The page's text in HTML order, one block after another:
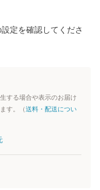
定を確認してくださ
する場合や表示のお届け
す。（送料・配送につい